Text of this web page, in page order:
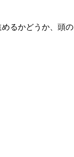
るかどうか、頭の